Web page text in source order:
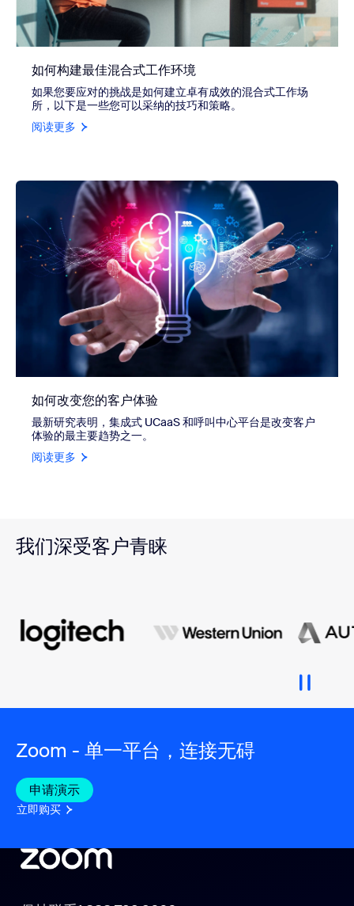
如何构建最佳混合式工作环境
如果您要应对的挑战是如何建立卓有成效的混合式工作场
所，以下是一些您可以采纳的技巧和策略。
阅读更多
如何改变您的客户体验
最新研究表明，集成式 UCaaS 和呼叫中心平台是改变客户
体验的最主要趋势之一。
阅读更多
我们深受客户青睐
Zoom - 单一平台，连接无碍
申请演示
立即购买